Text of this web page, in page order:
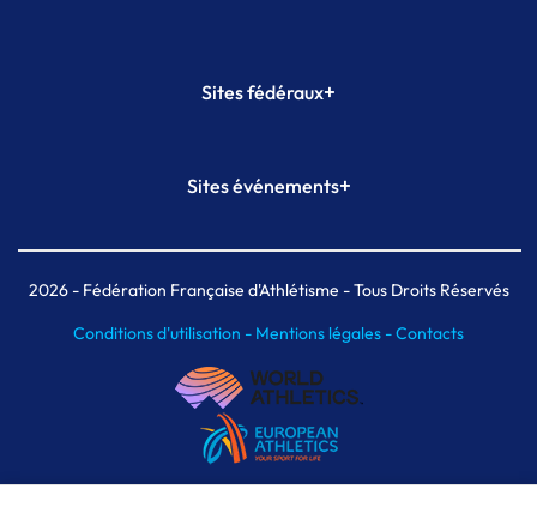
Sites fédéraux+
Plateforme Formation
Sites événements+
Meeting de Paris indoor
MAIF Ekiden de Paris
2026- Fédération Française d'Athlétisme - Tous Droits Réservés
Conditions d'utilisation - Mentions légales -Contacts